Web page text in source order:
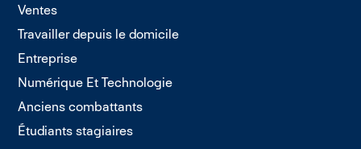
Ventes
Travailler depuis le domicile
Entreprise
Numérique Et Technologie
Anciens combattants
Étudiants stagiaires